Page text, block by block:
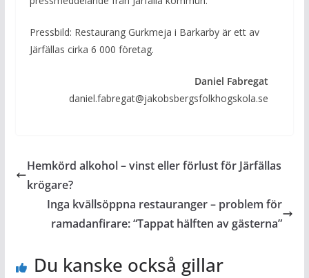
Pressbild: Restaurang Gurkmeja i Barkarby är ett av
Järfällas cirka 6 000 företag.
Daniel Fabregat
daniel.fabregat@jakobsbergsfolkhogskola.se
Hemkörd alkohol – vinst eller förlust för Järfällas
krögare?
Inga kvällsöppna restauranger – problem för
ramadanfirare: “Tappat hälften av gästerna”
Du kanske också gillar